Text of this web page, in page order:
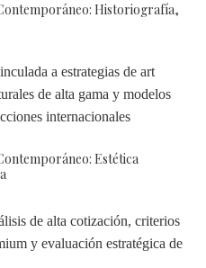
Historiografía,
Estética